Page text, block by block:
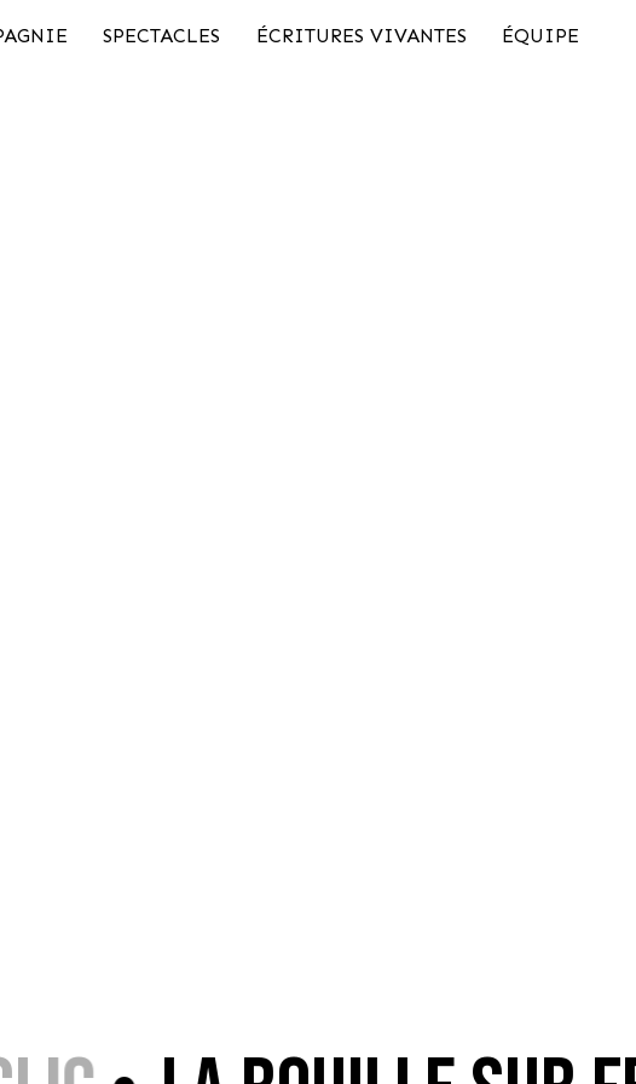
SPECTACLES ÉCRITURES VIVANTES ÉQUIPE